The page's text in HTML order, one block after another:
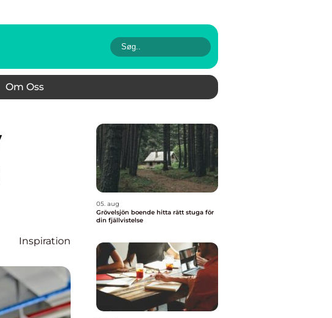
Om Oss
Inspiration
05. aug
Grövelsjön boende hitta rätt stuga för
din fjällvistelse